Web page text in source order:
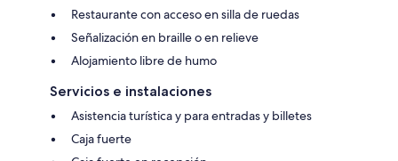
Restaurante con acceso en silla de ruedas
Señalización en braille o en relieve
Alojamiento libre de humo
Servicios e instalaciones
Asistencia turística y para entradas y billetes
Caja fuerte